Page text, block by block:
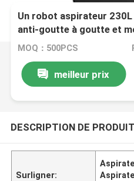
Un robot aspirateur
anti-goutte à goutte et
MOQ：500PCS
meilleur prix
DESCRIPTION DE PRODUIT
Surligner: